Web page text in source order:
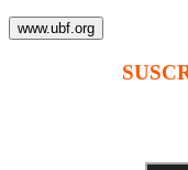
www.ubf.org